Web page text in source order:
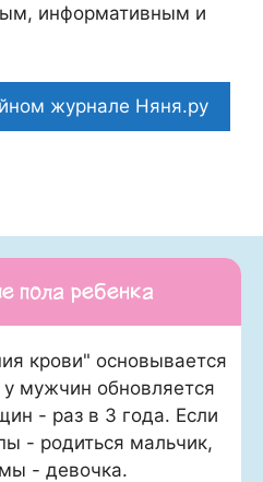
информативным и
журнале Няня.ру
пола ребенка
крови" основывается
мужчин обновляется
- раз в 3 года. Если
- родиться мальчик,
- девочка.